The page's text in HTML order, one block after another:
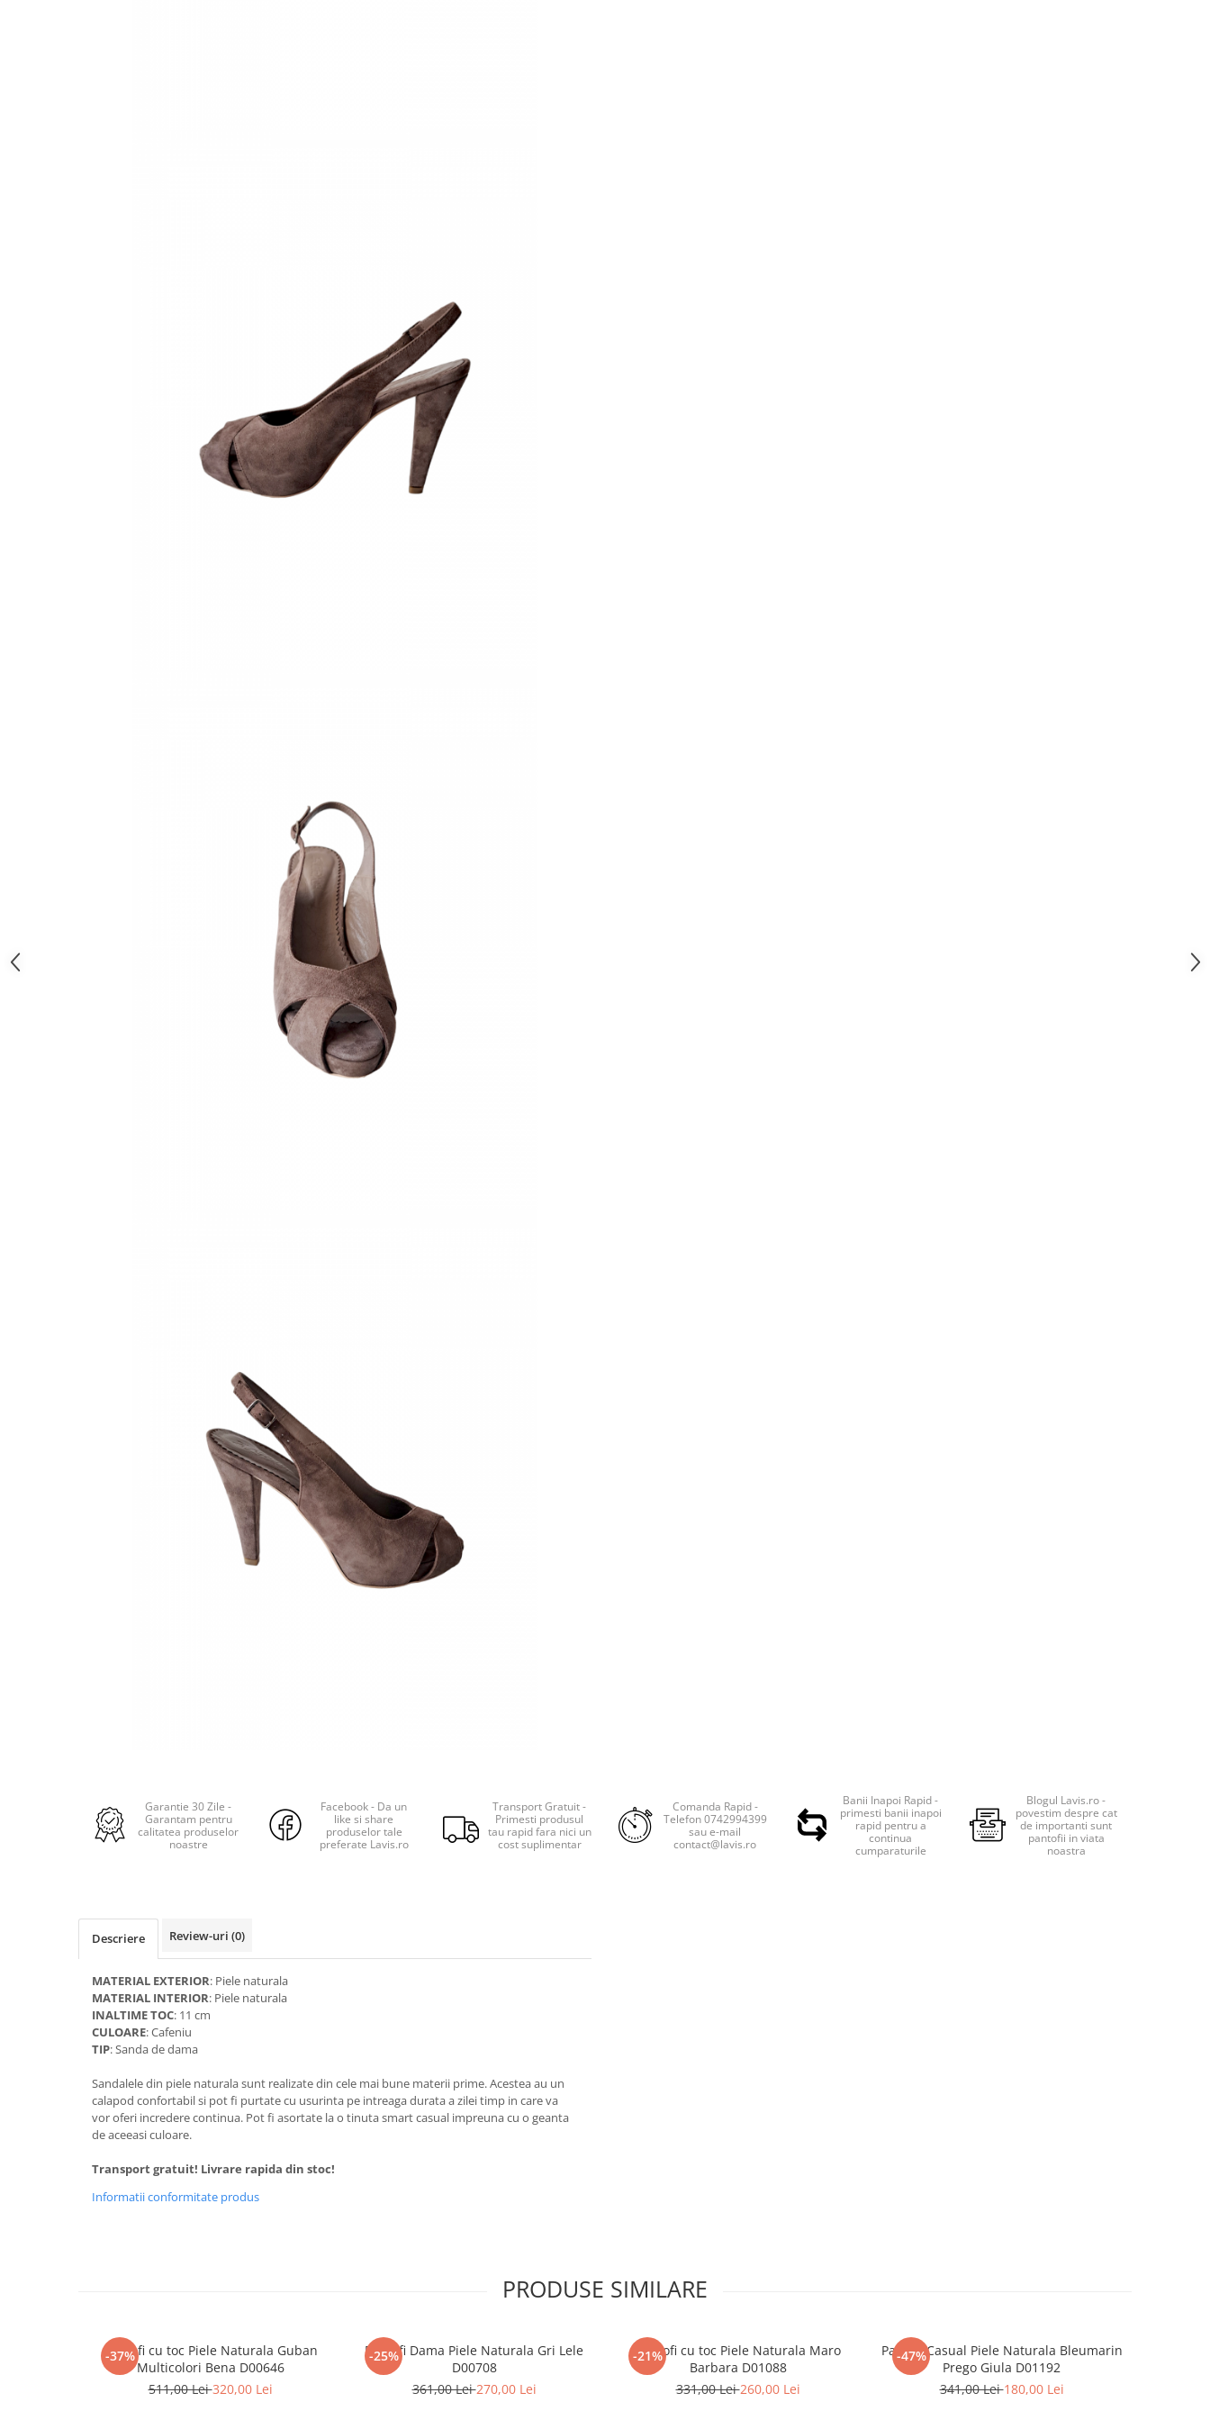
Garantie 30 Zile -
Garantam pentru
calitatea produselor
noastre
Facebook - Da un
like si share
produselor tale
preferate Lavis.ro
Transport Gratuit -
Primesti produsul
tau rapid fara nici un
cost suplimentar
Comanda Rapid -
Telefon 0742994399
sau e-mail
contact@lavis.ro
Banii Inapoi Rapid -
primesti banii inapoi
rapid pentru a
continua
cumparaturile
Blogul Lavis.ro -
povestim despre cat
de importanti sunt
pantofii in viata
noastra
Descriere Review-uri (0)
MATERIAL EXTERIOR: Piele naturala
MATERIAL INTERIOR: Piele naturala
INALTIME TOC: 11 cm
CULOARE: Cafeniu
TIP: Sanda de dama
Sandalele din piele naturala sunt realizate din cele mai bune materii prime. Acestea au un
calapod confortabil si pot fi purtate cu usurinta pe intreaga durata a zilei timp in care va
vor oferi incredere continua. Pot fi asortate la o tinuta smart casual impreuna cu o geanta
de aceeasi culoare.
Transport gratuit! Livrare rapida din stoc!
Informatii conformitate produs
PRODUSE SIMILARE
-37%
Pantofi cu toc Piele Naturala Guban
Multicolori Bena D00646
511,00 Lei320,00 Lei
-25%
Pantofi Dama Piele Naturala Gri Lele
D00708
361,00 Lei270,00 Lei
-21%
Pantofi cu toc Piele Naturala Maro
Barbara D01088
331,00 Lei260,00 Lei
-47%
Pantofi Casual Piele Naturala Bleumarin
Prego Giula D01192
341,00 Lei180,00 Lei